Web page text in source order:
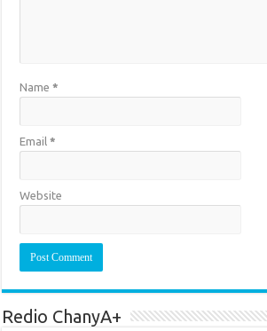
Name*
Email*
Website
Redio ChanyA+